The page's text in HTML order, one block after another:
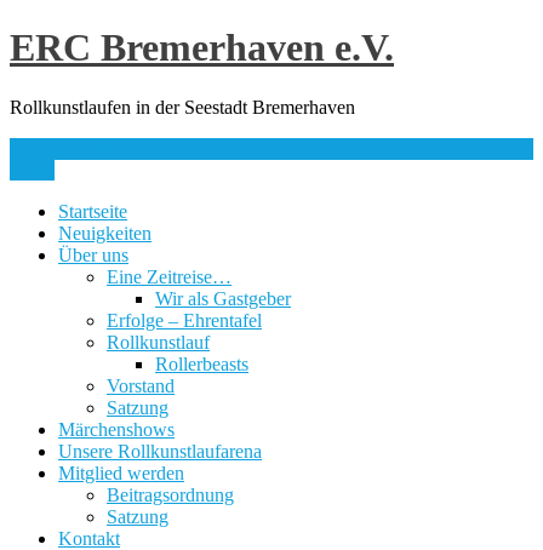
Skip
to
ERC Bremerhaven e.V.
Rollkunstlaufen in der Seestadt Bremerhaven
Startseite
Neuigkeiten
Über uns
Eine Zeitreise…
Wir als Gastgeber
Erfolge – Ehrentafel
Rollkunstlauf
Rollerbeasts
Vorstand
Satzung
Märchenshows
Unsere Rollkunstlaufarena
Mitglied werden
Beitragsordnung
Satzung
Kontakt